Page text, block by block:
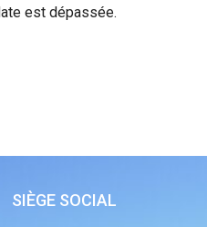
est dépassée.
SIÈGE SOCIAL